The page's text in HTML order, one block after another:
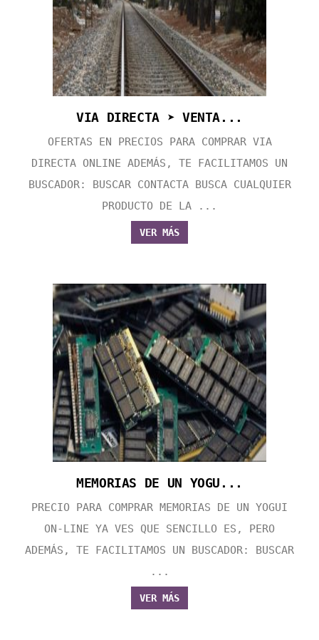
VIA DIRECTA ➤ VENTA...
OFERTAS EN PRECIOS PARA COMPRAR VIA
DIRECTA ONLINE ADEMÁS, TE FACILITAMOS UN
BUSCADOR: BUSCAR CONTACTA BUSCA CUALQUIER
PRODUCTO DE LA ...
VER MÁS
MEMORIAS DE UN YOGU...
PRECIO PARA COMPRAR MEMORIAS DE UN YOGUI
ON-LINE YA VES QUE SENCILLO ES, PERO
ADEMÁS, TE FACILITAMOS UN BUSCADOR: BUSCAR
...
VER MÁS